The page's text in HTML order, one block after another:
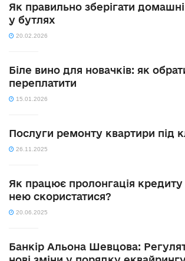
Як правильно зберігати
у бутлях
20.02.2026
Біле вино для новачків: як
переплатити
15.01.2026
Послуги ремонту квартири під
26.11.2025
Як працює пролонгація кредиту
нею скористатися?
20.06.2025
Банкір Альона Шевцова: